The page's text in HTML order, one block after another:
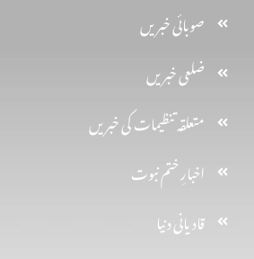
صوبائی خبریں
ضلعی خبریں
متعلقہ تنظیمات کی خبریں
اخبارِ ختم نبوت
قادیانی دنیا